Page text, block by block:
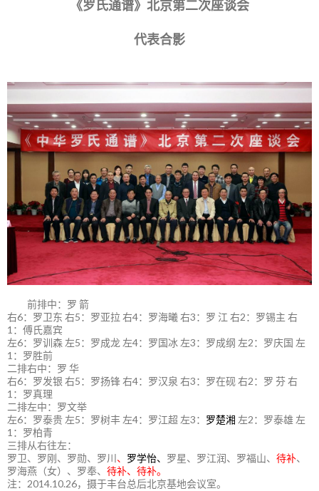
《罗氏通谱》北京第二次座谈会
代表合影
前排中：罗 箭
右6：罗卫东 右5：罗亚拉 右4：罗海曦 右3：罗 江 右2：罗锡主 右
1：傅氏嘉宾
左6：罗训森 左5：罗成龙 左4：罗国冰 左3：罗成纲 左2：罗庆国 左
1：罗胜前
二排右中：罗 华
右6：罗发银 右5：罗扬锋 右4：罗汉泉 右3：罗在砚 右2：罗 芬 右
1：罗真理
二排左中：罗文举
左6：罗泰贵 左5：罗树丰 左4：罗江超 左3： 罗楚湘 左2：罗泰雄 左
1：罗柏青
三排从右往左：
罗卫、罗刚、罗勋、罗川 、 罗学怡、 罗星、罗江润、罗福山、 待补、
罗海燕（女）、罗奉、 待补、待补。
注：2014.10.26，摄于丰台总后北京基地会议室。